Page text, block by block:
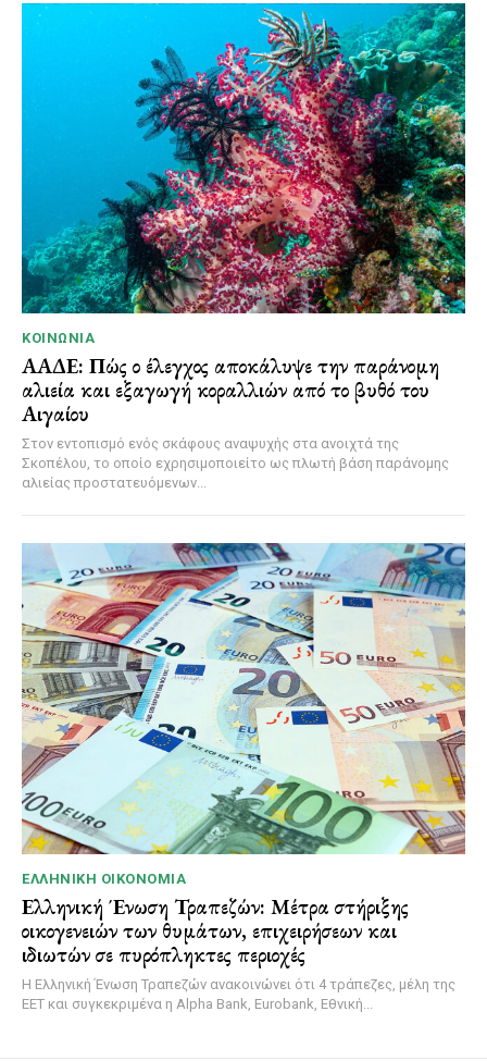
ΚΟΙΝΩΝΊΑ
ΑΑΔΕ: Πώς ο έλεγχος αποκάλυψε την παράνομη
αλιεία και εξαγωγή κοραλλιών από το βυθό του
Αιγαίου
Στον εντοπισμό ενός σκάφους αναψυχής στα ανοιχτά της
Σκοπέλου, το οποίο εχρησιμοποιείτο ως πλωτή βάση παράνομης
αλιείας προστατευόμενων...
ΕΛΛΗΝΙΚΉ ΟΙΚΟΝΟΜΊΑ
Ελληνική Ένωση Τραπεζών: Μέτρα στήριξης
οικογενειών των θυμάτων, επιχειρήσεων και
ιδιωτών σε πυρόπληκτες περιοχές
Η Ελληνική Ένωση Τραπεζών ανακοινώνει ότι 4 τράπεζες, μέλη της
ΕΕΤ και συγκεκριμένα η Alpha Bank, Eurobank, Εθνική...